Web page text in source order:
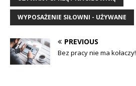
WYPOSAŻENIE SIŁOWNI - UŻYWANE
PREVIOUS
Bez pracy nie ma kołaczy!